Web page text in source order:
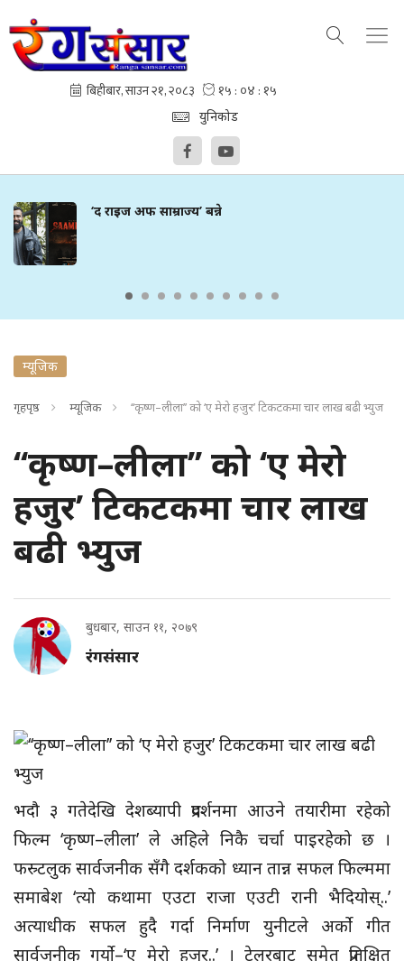
युनिकोड
‘द राइज अफ साम्राज्य’ बन्ने
म्यूजिक
गृहपृष्ठ म्यूजिक ‘‘कृष्ण–लीला’’ को ‘ए मेरो हजुर’ टिकटकमा चार लाख बढी भ्युज
‘‘कृष्ण–लीला’’ को ‘ए मेरो
हजुर’ टिकटकमा चार लाख
बढी भ्युज
बुधबार, साउन ११, २०७९
रंगसंसार
भदौ ३ गतेदेखि देशब्यापी प्रदर्शनमा आउने तयारीमा रहेको
फिल्म ‘कृष्ण–लीला’ ले अहिले निकै चर्चा पाइरहेको छ ।
फस्र्टलुक सार्वजनीक सँगै दर्शकको ध्यान तान्न सफल फिल्ममा
समाबेश ‘त्यो कथामा एउटा राजा एउटी रानी भैदियोस्..’
अत्याधीक सफल हुदै गर्दा निर्माण युनीटले अर्काे गीत
सार्वजनीक गर्यो–‘ए मेरो हजुर..’ । ट्रेलरबाट समेत प्रतिक्षित